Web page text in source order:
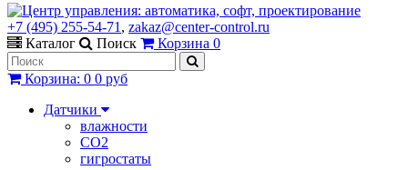
+7 (495) 255-54-71 , zakaz@center-control.ru
Каталог
Поиск Корзина 0
Корзина: 0 0 руб
Датчики
влажности
CO2
гигростаты